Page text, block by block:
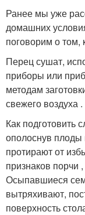
Ранее мы уже
домашних
поговорим о том,
Перец сушат,
приборы или
методам
свежего воздуха .
Как подготовить
ополоснув
протирают от
признаков порчи
Осыпавшиеся
вытряхивают,
поверхность